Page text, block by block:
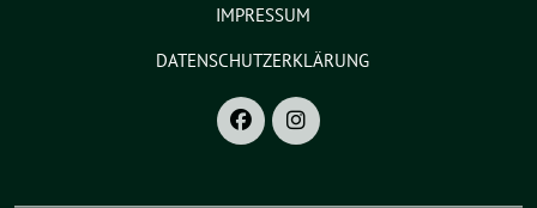
IMPRESSUM
DATENSCHUTZERKLÄRUNG